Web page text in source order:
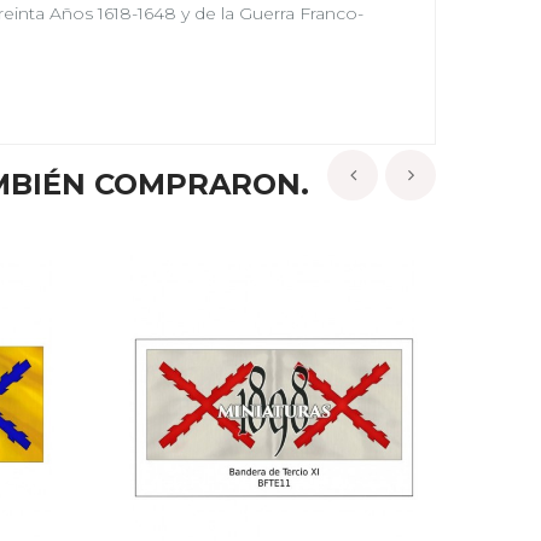
Años 1618-1648 y de la Guerra Franco-
COMPRARON.